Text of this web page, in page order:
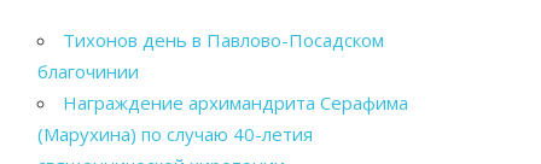
Тихонов день в Павлово-Посадском
благочинии
Награждение архимандрита Серафима
(Марухина) по случаю 40-летия